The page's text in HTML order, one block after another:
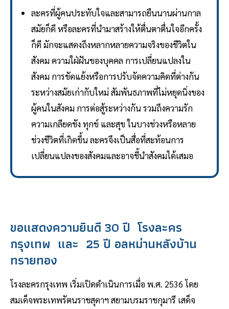
ละครที่ผู้คนประทับใจและสามารถยืนนานผ่านกาล
สมัยก็ดี หรือละครที่นำมาสร้างให้ตื่นตาตื่นใจอีกครั้ง
ก็ดี มักจะแสดงถึงหลากหลายความจริงของชีวิตใน
สังคม ความใฝ่ฝันของบุคคล การเปลี่ยนแปลงใน
สังคม การขัดแย้งหรือการปรับจัดความคิดที่ต่างกัน
ระหว่างสมัยเก่ากับใหม่ สัมพันธภาพที่ไม่หยุดนิ่งของ
ผู้คนในสังคม การต่อสู้ระหว่างกัน รวมถึงความรัก
ความเกลียดชัง ทุกข์ และสุข ในบางช่วงหรือหลาย
ช่วงชีวิตที่เกิดขึ้น ละครจึงเป็นสื่อที่สะท้อนการ
เปลี่ยนแปลงของสังคมและอาจชี้นำสังคมได้เสมอ
ขอแสดงความยินดี 30 ปี โรงละคร
กรุงเทพ และ 25 ปี อลหม่านหลังบ้าน
ทรายทอง
โรงละครกรุงเทพ เริ่มเปิดดำเนินการเมื่อ พ.ศ. 2536 โดย
สมเด็จพระเทพรัตนราชสุดาฯ สยามบรมราชกุมารี เสด็จ